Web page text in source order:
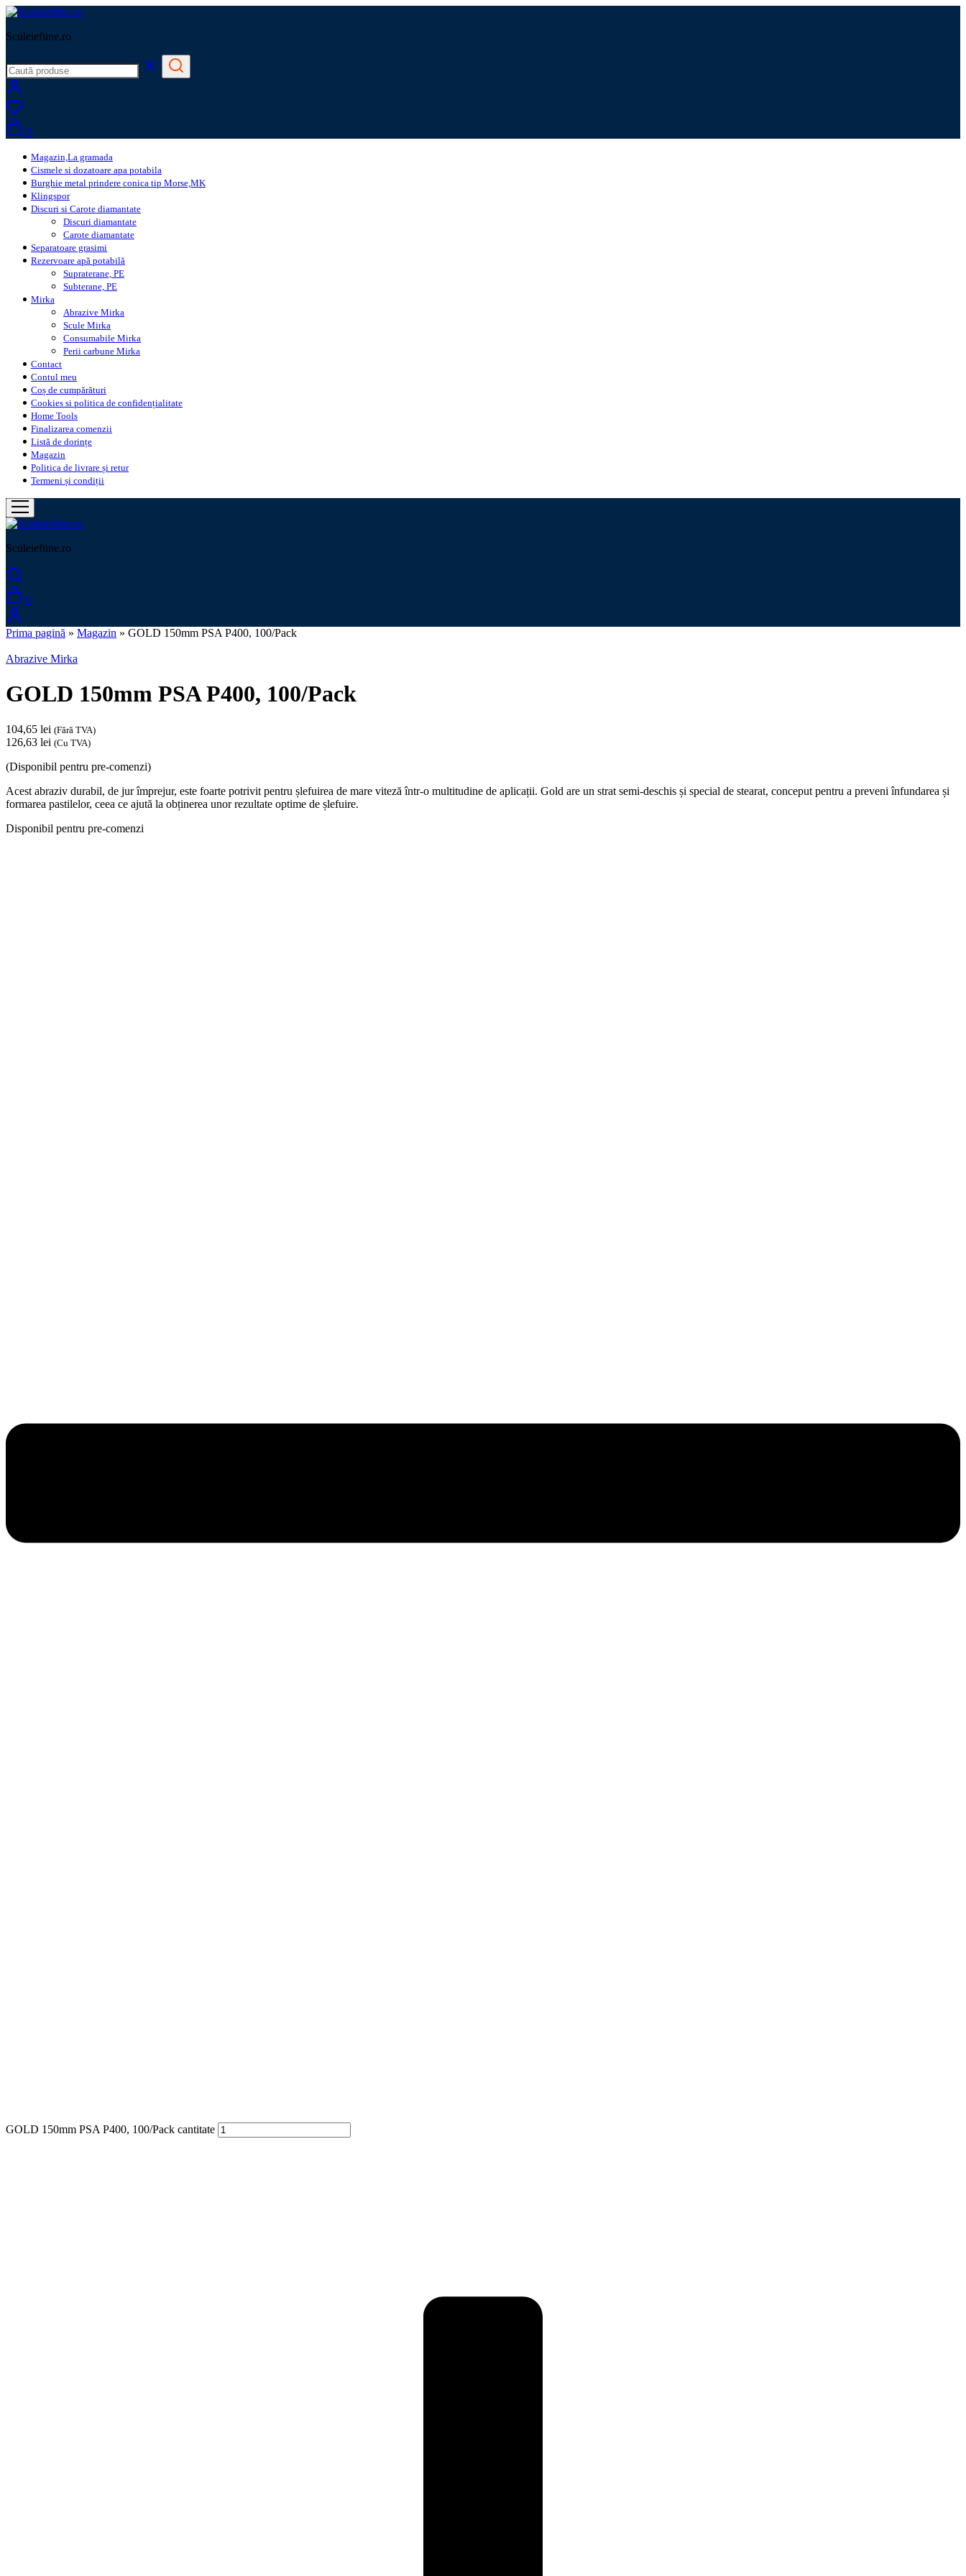
Sculeieftine.ro
0
Magazin,La gramada
Cismele si dozatoare apa potabila
Burghie metal prindere conica tip Morse,MK
Klingspor
Discuri si Carote diamantate
Discuri diamantate
Carote diamantate
Separatoare grasimi
Rezervoare apă potabilă
Supraterane, PE
Subterane, PE
Mirka
Abrazive Mirka
Scule Mirka
Consumabile Mirka
Perii carbune Mirka
Contact
Contul meu
Coș de cumpărături
Cookies si politica de confidențialitate
Home Tools
Finalizarea comenzii
Listă de dorințe
Magazin
Politica de livrare și retur
Termeni și condiții
Sculeieftine.ro
0
Prima pagină » Magazin » GOLD 150mm PSA P400, 100/Pack
Abrazive Mirka
GOLD 150mm PSA P400, 100/Pack
104,65 lei (Fără TVA)
126,63 lei (Cu TVA)
(Disponibil pentru pre-comenzi)
Acest abraziv durabil, de jur împrejur, este foarte potrivit pentru șlefuirea de mare viteză într-o multitudine de aplicații. Gold are un strat semi-deschis și special de stearat, conceput pentru a preveni înfundarea și
formarea pastilelor, ceea ce ajută la obținerea unor rezultate optime de șlefuire.
Disponibil pentru pre-comenzi
GOLD 150mm PSA P400, 100/Pack cantitate